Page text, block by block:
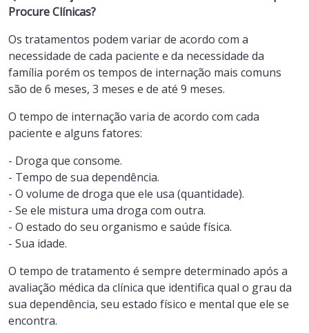
Procure Clínicas?
Os tratamentos podem variar de acordo com a
necessidade de cada paciente e da necessidade da
família porém os tempos de internação mais comuns
são de 6 meses, 3 meses e de até 9 meses.
O tempo de internação varia de acordo com cada
paciente e alguns fatores:
- Droga que consome.
- Tempo de sua dependência.
- O volume de droga que ele usa (quantidade).
- Se ele mistura uma droga com outra.
- O estado do seu organismo e saúde física.
- Sua idade.
O tempo de tratamento é sempre determinado após a
avaliação médica da clínica que identifica qual o grau da
sua dependência, seu estado físico e mental que ele se
encontra.